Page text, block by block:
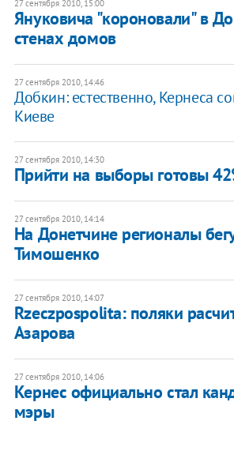
27 сентября 2010, 15:00
Януковича "короновали" в
стенах домов
27 сентября 2010, 14:46
Добкин: естественно, Кернеса
Киеве
27 сентября 2010, 14:30
Прийти на выборы готовы
27 сентября 2010, 14:14
На Донетчине регионалы
Тимошенко
27 сентября 2010, 14:07
Rzeczpospolitа: поляки
Азарова
27 сентября 2010, 14:06
Кернес официально стал
мэры